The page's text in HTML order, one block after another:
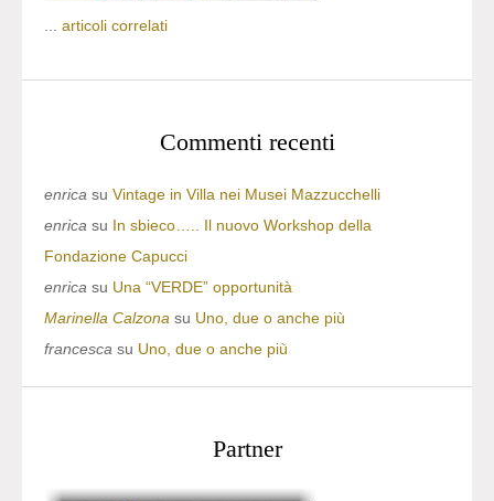
articoli correlati
Commenti recenti
enrica su Vintage in Villa nei Musei Mazzucchelli
enrica su In sbieco….. Il nuovo Workshop della
Fondazione Capucci
enrica su Una “VERDE” opportunità
Marinella Calzona su Uno, due o anche più
francesca su Uno, due o anche più
Partner